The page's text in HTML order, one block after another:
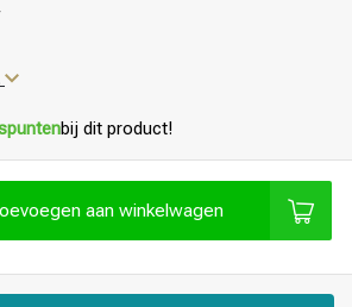
bij dit product!
aan winkelwagen